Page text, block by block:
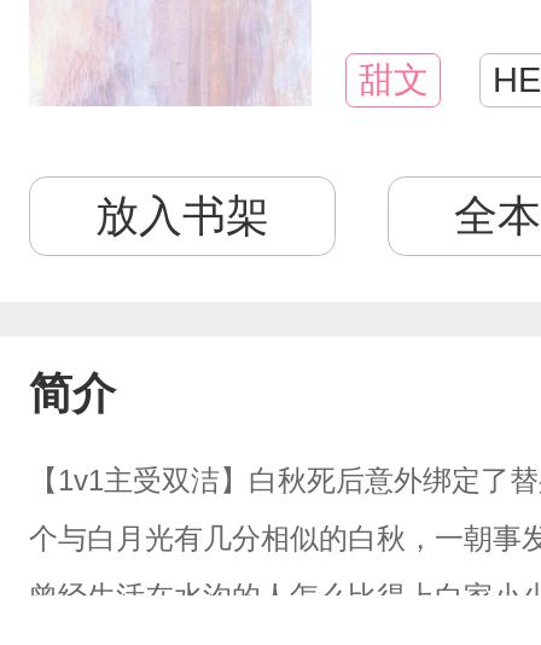
甜文 HE
放入书架 全
简介
【1v1主受双洁】白秋死后意外绑定了
个与白月光有几分相似的白秋，一朝事
曾经生活在水沟的人怎么比得上白家小